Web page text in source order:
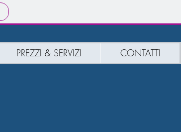
PREZZI & SERVIZI CONTATTI